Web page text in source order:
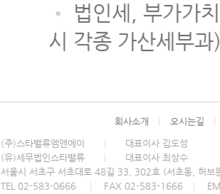
•
법인세, 부가가
시 각종 가산세부
회사소개 오시는길
(주)스타밸류엠앤에이
대표이사 김도성
(유)세무법인스타밸류
대표이사 최상수
서울시 서초구 서초대로 48길 33, 302호 (서초동, 허
TEL 02-583-0666
FAX 02-583-1666